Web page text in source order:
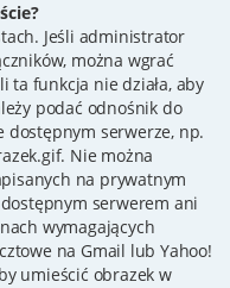
Jeśli administrator
można wgrać
ta funkcja nie działa, aby
podać odnośnik do
dostępnym serwerze, np.
Nie można
na prywatnym
serwerem ani
wymagających
na Gmail lub Yahoo!
umieścić obrazek w